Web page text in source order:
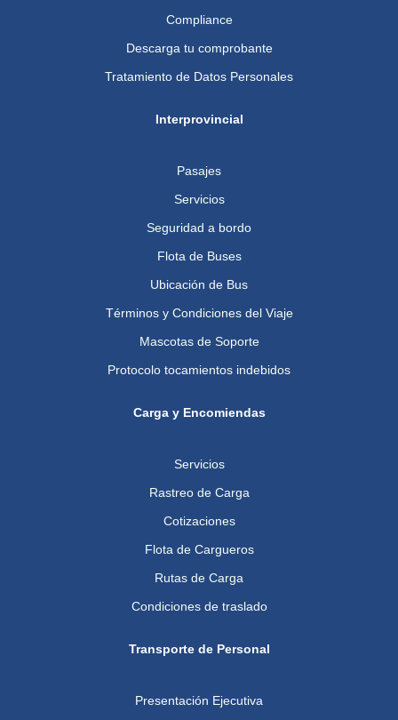
Compliance
Descarga tu comprobante
Tratamiento de Datos Personales
Interprovincial
Pasajes
Servicios
Seguridad a bordo
Flota de Buses
Ubicación de Bus
Términos y Condiciones del Viaje
Mascotas de Soporte
Protocolo tocamientos indebidos
Carga y Encomiendas
Servicios
Rastreo de Carga
Cotizaciones
Flota de Cargueros
Rutas de Carga
Condiciones de traslado
Transporte de Personal
Presentación Ejecutiva